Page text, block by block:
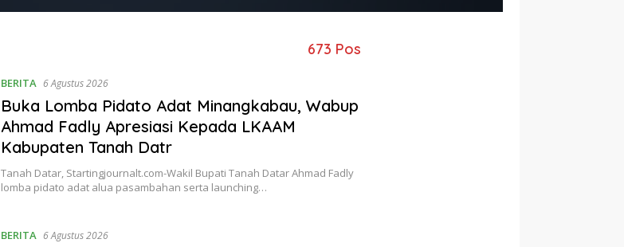
673 Pos
BERITA 6 Agustus 2026
Buka Lomba Pidato Adat Minangkabau, Wabup
Ahmad Fadly Apresiasi Kepada LKAAM
Kabupaten Tanah Datr
Tanah Datar, Startingjournalt.com-Wakil Bupati Tanah Datar Ahmad Fadly
lomba pidato adat alua pasambahan serta launching…
BERITA 6 Agustus 2026